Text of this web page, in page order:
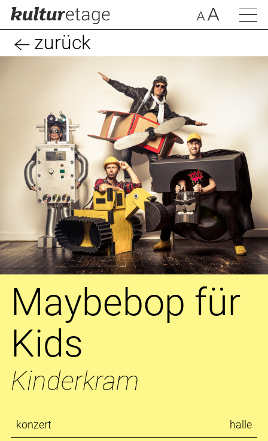
zurück
Maybebop für
Kids
Kinderkram
konzert halle